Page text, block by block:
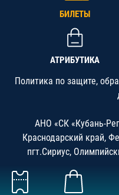
БИЛЕТЫ
АТРИБУТИКА
Политика по защите,
АНО «СК «Кубань-
Краснодарский край,
пгт.Сириус,